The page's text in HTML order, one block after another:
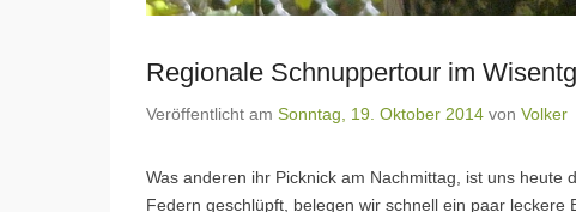
Regionale Schnuppertour im
Veröffentlicht am Sonntag, 19. Oktober 2014 von Volker
Was anderen ihr Picknick am Nachmittag, ist uns
Federn geschlüpft, belegen wir schnell ein paar leckere